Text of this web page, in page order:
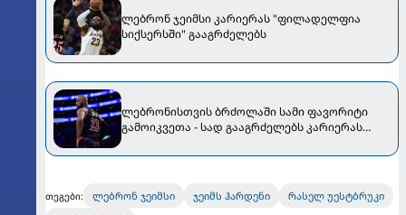
ლებრონ ჯეიმსი კარიერას "ფილადელფია
სიქსერსში" გააგრძელებს
ლებრონისთვის ბრძოლაში სამი ფავორიტი
გამოიკვეთა - სად გააგრძელებს კარიერას
თეგები: ლებრონ ჯეიმსი ჯეიმს ჰარდენი
რასელ უესტბრუკი